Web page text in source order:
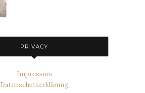
PRIVACY
Impressum
Datenschutzerklärung